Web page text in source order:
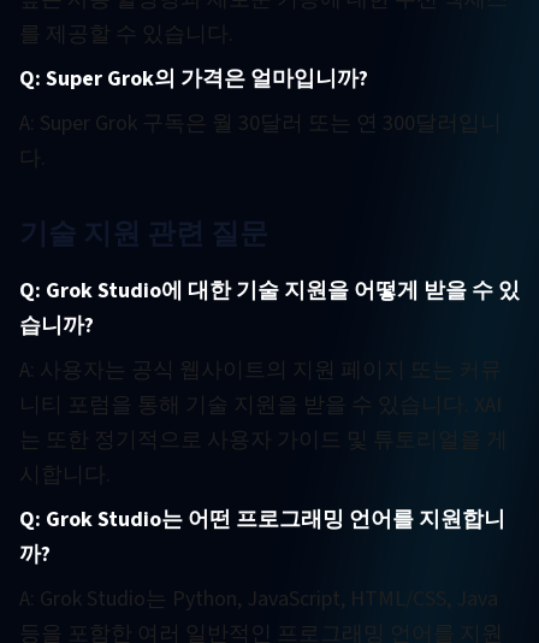
를 제공할 수 있습니다.
Q: Super Grok의 가격은 얼마입니까?
A: Super Grok 구독은 월 30달러 또는 연 300달러입니
다.
기술 지원 관련 질문
Q: Grok Studio에 대한 기술 지원을 어떻게 받을 수 있
습니까?
A: 사용자는 공식 웹사이트의 지원 페이지 또는 커뮤
니티 포럼을 통해 기술 지원을 받을 수 있습니다. XAI
는 또한 정기적으로 사용자 가이드 및 튜토리얼을 게
시합니다.
Q: Grok Studio는 어떤 프로그래밍 언어를 지원합니
까?
A: Grok Studio는 Python, JavaScript, HTML/CSS, Java
등을 포함한 여러 일반적인 프로그래밍 언어를 지원